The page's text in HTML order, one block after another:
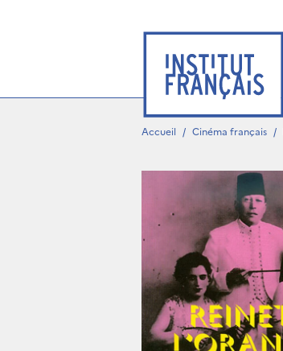
Accueil / Cinéma français /